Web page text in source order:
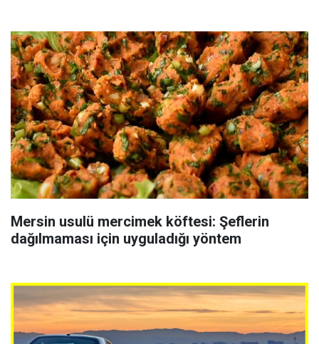
Mersin usulü mercimek köftesi: Şeflerin
dağılmaması için uyguladığı yöntem